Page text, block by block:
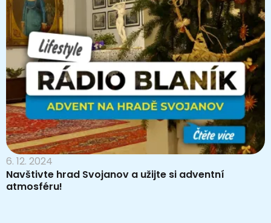
6. 12. 2024
Navštivte hrad Svojanov a užijte si adventní
atmosféru!